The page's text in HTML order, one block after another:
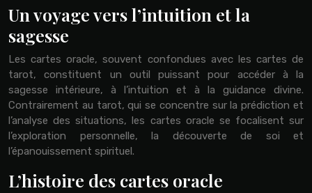
Un voyage vers l’intuition et la
sagesse
Les cartes oracle, souvent confondues avec les cartes de
tarot, constituent un outil puissant pour accéder à la
sagesse intérieure, à l’intuition et à la guidance divine.
Contrairement au tarot, qui se concentre sur la prédiction et
l’analyse des situations, les cartes oracle se focalisent sur
l’exploration personnelle, la découverte de soi et
l’épanouissement spirituel.
L’histoire des cartes oracle